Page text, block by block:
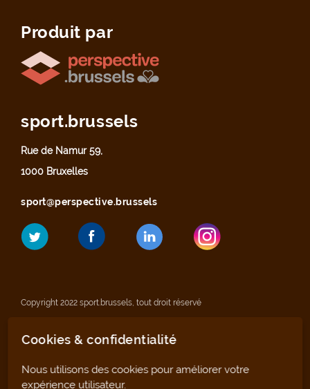
Produit par
sport.brussels
Rue de Namur 59,
1000 Bruxelles
sport@perspective.brussels
Copyright 2022 sport.brussels, tout droit réservé
Mentions légales
Déclaration de confidentialité
Cookies & confidentialité
Nous utilisons des cookies pour améliorer votre
expérience utilisateur.